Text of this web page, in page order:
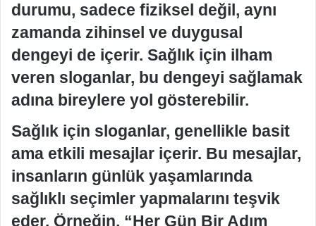
durumu, sadece fiziksel değil, aynı
zamanda zihinsel ve duygusal
dengeyi de içerir. Sağlık için ilham
veren sloganlar, bu dengeyi sağlamak
adına bireylere yol gösterebilir.
Sağlık için sloganlar, genellikle basit
ama etkili mesajlar içerir. Bu mesajlar,
insanların günlük yaşamlarında
sağlıklı seçimler yapmalarını teşvik
eder. Örneğin, “Her Gün Bir Adım